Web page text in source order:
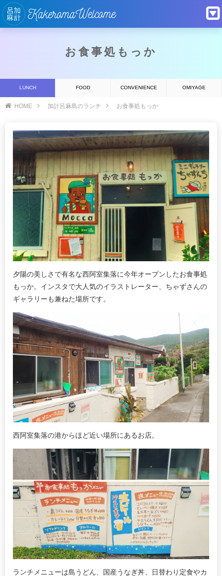
お食事処もっか
LUNCH FOOD CONVENIENCE OMIYAGE
HOME 加計呂麻島のランチ お食事処もっか
夕陽の美しさで有名な西阿室集落に今年オープンしたお食事処
もっか。インスタで大人気のイラストレーター、ちゃずさんの
ギャラリーも兼ねた場所です。
西阿室集落の港からほど近い場所にあるお店。
ランチメニューは島うどん、国産うなぎ丼、日替わり定食やカ